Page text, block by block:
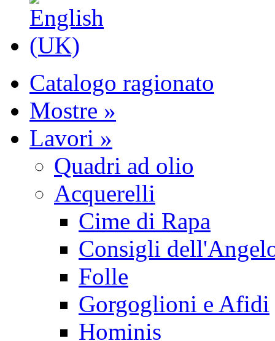
Catalogo ragionato
Mostre »
Lavori »
Quadri ad olio
Acquerelli
Cime di Rapa
Consigli
Folle
Gorgoglioni e Afidi
Hominis